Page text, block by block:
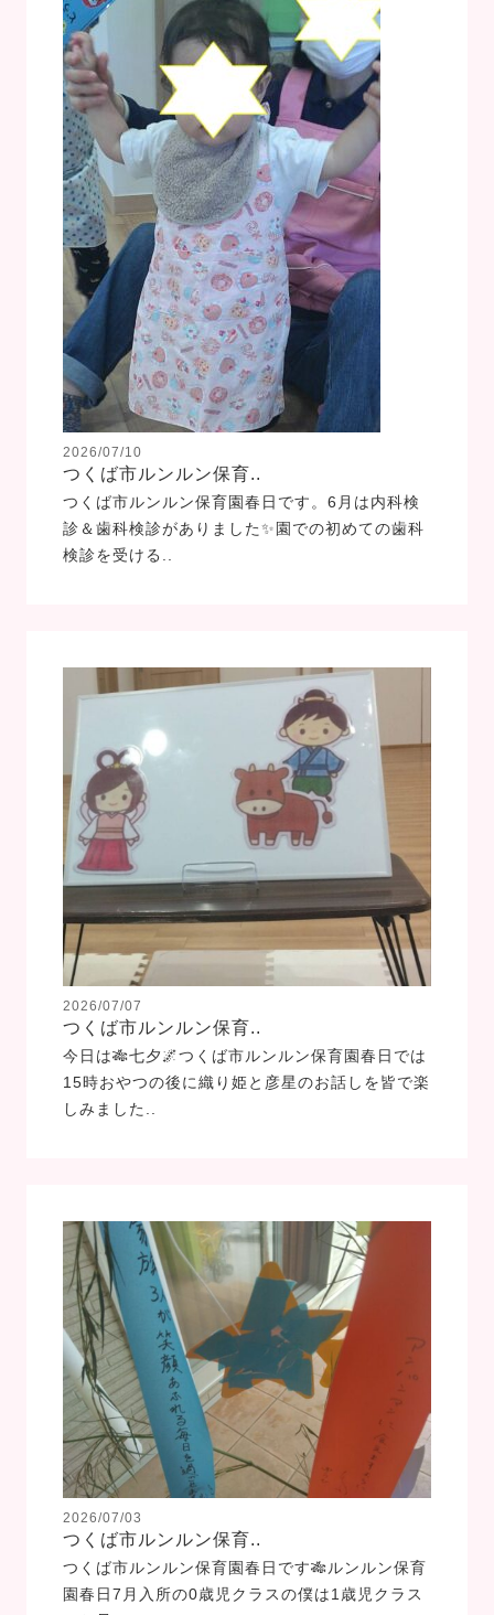
2026/07/10
つくば市ルンルン保育..
つくば市ルンルン保育園春日です。6月は内科検
診＆歯科検診がありました✨園での初めての歯科
検診を受ける..
2026/07/07
つくば市ルンルン保育..
今日は🎋七夕🌌つくば市ルンルン保育園春日では
15時おやつの後に織り姫と彦星のお話しを皆で楽
しみました..
2026/07/03
つくば市ルンルン保育..
つくば市ルンルン保育園春日です🎋ルンルン保育
園春日7月入所の0歳児クラスの僕は1歳児クラス